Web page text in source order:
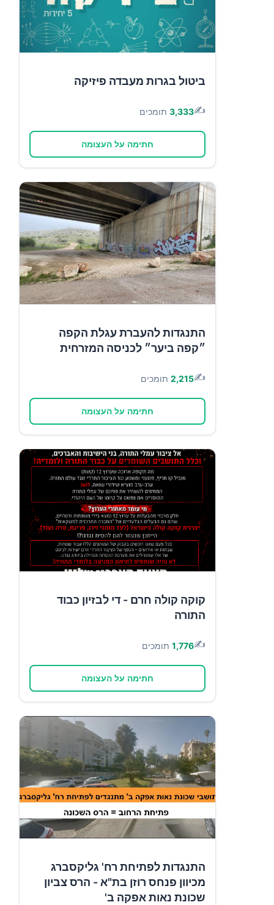
ביטול בגרות מעבדה פיזיקה
✍️
3,333 תומכים
חתימה על העצומה
התנגדות להעברת עגלת הקפה
״קפה ביער״ לכניסה המזרחית
✍️
2,215 תומכים
חתימה על העצומה
קוקה קולה חרם - די לבזיון כבוד
התורה
✍️
1,776 תומכים
חתימה על העצומה
התנגדות לפתיחת רח' גליקסברג
מכיוון פנחס רוזן בת"א - הרס צביון
שכונת נאות אפקה ב'